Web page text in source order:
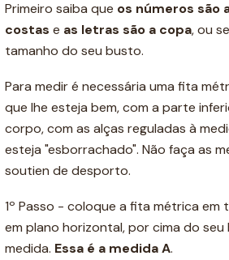
Primeiro saiba que os números são
costas e as letras são a copa, ou
tamanho do seu busto.
Para medir é necessária uma fita
que lhe esteja bem, com a parte
corpo, com as alças reguladas à
esteja "esborrachado". Não faça as
soutien de desporto.
1º Passo - coloque a fita métrica
em plano horizontal, por cima do
medida. Essa é a medida A.